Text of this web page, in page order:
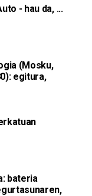
- hau da, ...
(Mosku,
egitura,
bateria